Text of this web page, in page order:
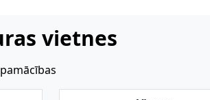
vietnes